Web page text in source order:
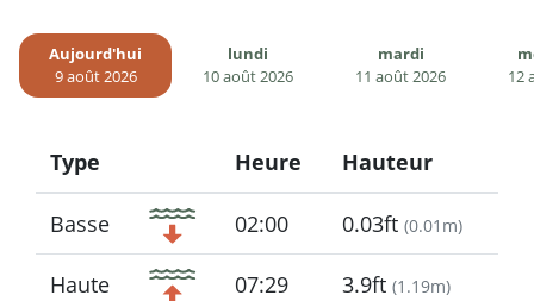
Aujourd'hui
9 août 2026
lundi
10 août 2026
mardi
11 août 2026
12
Type
Icon
Heure Hauteur
Basse 02:00 0.03ft (0.01m)
Haute 07:29 3.9ft (1.19m)